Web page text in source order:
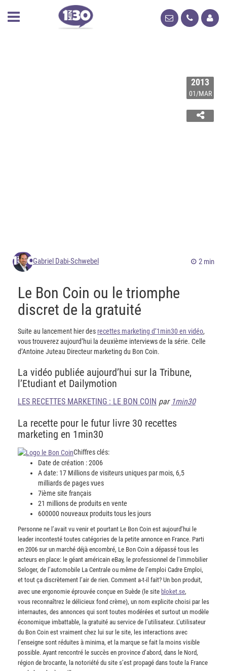
2013
01/MAR
Gabriel Dabi-Schwebel 2 min
Le Bon Coin ou le triomphe
discret de la gratuité
Suite au lancement hier des recettes marketing d’1min30 en vidéo,
vous trouverez aujourd’hui la deuxième interviews de la série. Celle
d’Antoine Juteau Directeur marketing du Bon Coin.
La vidéo publiée aujourd’hui sur la Tribune,
l’Etudiant et Dailymotion
LES RECETTES MARKETING : LE BON COIN par 1min30
La recette pour le futur livre 30 recettes
marketing en 1min30
Chiffres clés:
Date de création : 2006
A date: 17 Millions de visiteurs uniques par mois, 6,5
milliards de pages vues
7ième site français
21 millions de produits en vente
600000 nouveaux produits tous les jours
Personne ne l’avait vu venir et pourtant Le Bon Coin est aujourd’hui le
leader incontesté toutes catégories de la petite annonce en France. Parti
en 2006 sur un marché déjà encombré, Le Bon Coin a dépassé tous les
acteurs en place: le géant américain eBay, le professionnel de l’immobilier
Seloger, de l’automobile La Centrale ou même de l’emploi Cadre Emploi,
et tout ça discrètement l’air de rien. Comment a-t-il fait? Un bon produit,
avec une ergonomie éprouvée conçue en Suède (le site bloket.se,
vous reconnaîtrez le délicieux fond crème), un nom explicite choisi par les
internautes, des annonces qui sont toutes modérées et surtout un modèle
économique imbattable, la gratuité au service de l’utilisateur. L’utilisateur
du Bon Coin est vraiment chez lui sur le site, les interactions avec
l’enseigne sont réduites à minima, et la marque se fait la moins visible
possible. Ayant rencontré le succès en province d’abord, dans le Nord,
région de brocante, la notoriété du site s’est propagé dans toute la France